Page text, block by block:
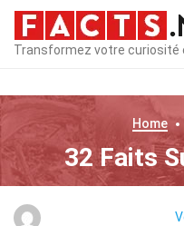
Transformez votre curiosité
Home
32 Faits